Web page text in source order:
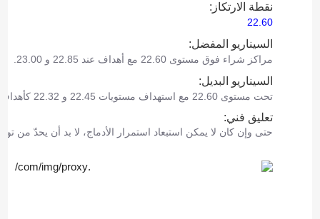
نقطة الارتكاز:
22.60
السيناريو المفضل:
مراكز شراء فوق مستوى 22.60 مع أهداف عند 22.85 و 23.00.
السيناريو البديل:
تحت مستوى 22.60 مع استهداف مستويات 22.45 و 22.32 كأهداف.
تعليق فني:
حتى وإن كان لا يمكن استبعاد استمرار الأدماج، لا بد أن يحدّ من